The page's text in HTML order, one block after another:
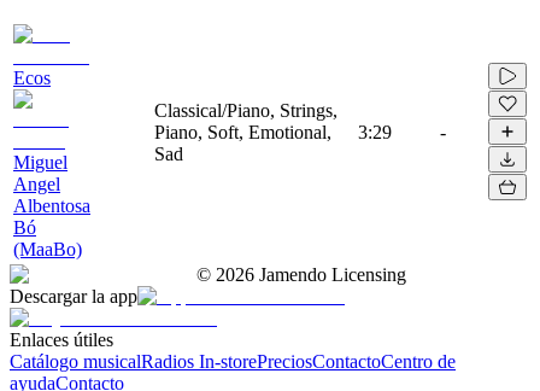
Ecos
Miguel
Angel
Albentosa
Bó
(MaaBo)
Classical/Piano, Strings,
Piano, Soft, Emotional,
Sad
3:29 -
© 2026 Jamendo Licensing
Descargar la app
Enlaces útiles
Catálogo musicalRadios In-storePreciosContactoCentro de
ayudaContacto